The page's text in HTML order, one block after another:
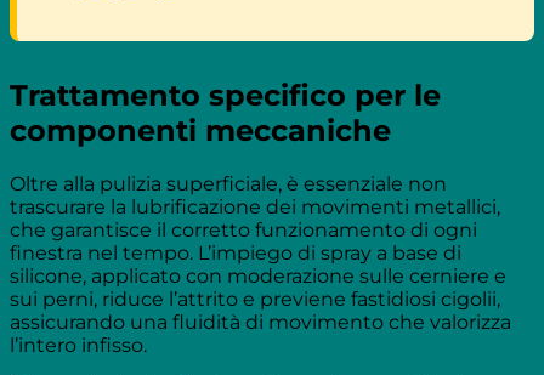
Trattamento specifico per le
componenti meccaniche
Oltre alla pulizia superficiale, è essenziale non
trascurare la lubrificazione dei movimenti metallici,
che garantisce il corretto funzionamento di ogni
finestra nel tempo. L’impiego di spray a base di
silicone, applicato con moderazione sulle cerniere e
sui perni, riduce l’attrito e previene fastidiosi cigolii,
assicurando una fluidità di movimento che valorizza
l’intero infisso.